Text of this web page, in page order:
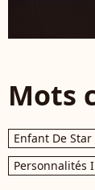
Mots
Enfant De Star
Personnalités